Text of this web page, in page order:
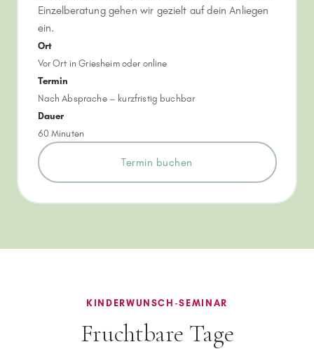
Einzelberatung gehen wir gezielt auf dein Anliegen
ein.
Ort
Vor Ort in Griesheim oder online
Termin
Nach Absprache – kurzfristig buchbar
Dauer
60 Minuten
Termin buchen
KINDERWUNSCH-SEMINAR
Fruchtbare Tage